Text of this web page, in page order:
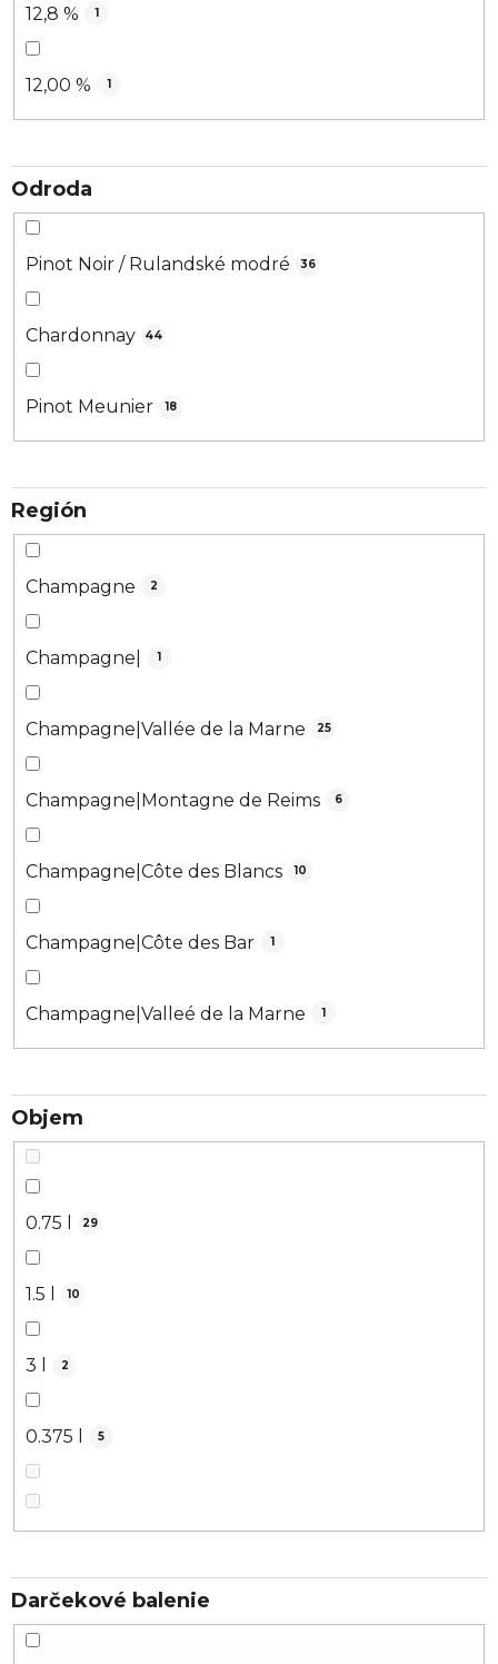
12,8 % 1
12,00 % 1
Odroda
Pinot Noir / Rulandské modré 36
Chardonnay 44
Pinot Meunier 18
Región
Champagne 2
Champagne| 1
Champagne|Vallée de la Marne 25
Champagne|Montagne de Reims 6
Champagne|Côte des Blancs 10
Champagne|Côte des Bar 1
Champagne|Valleé de la Marne 1
Objem
0.75 l 29
1.5 l 10
3 l 2
0.375 l 5
Darčekové balenie